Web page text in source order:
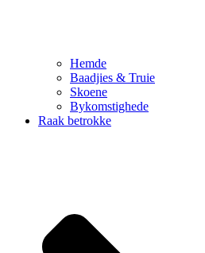
Hemde
Baadjies & Truie
Skoene
Bykomstighede
Raak betrokke